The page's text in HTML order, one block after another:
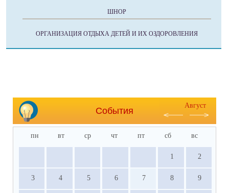
ШНОР
ОРГАНИЗАЦИЯ ОТДЫХА ДЕТЕЙ И ИХ ОЗДОРОВЛЕНИЯ
События
Август
пн вт ср чт пт сб вс
1 2
3 4 5 6 7 8 9